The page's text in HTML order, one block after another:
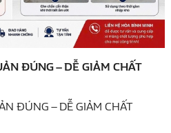
ĐÚNG – DỄ GIẢM CHẤT
ĐÚNG – DỄ GIẢM CHẤT